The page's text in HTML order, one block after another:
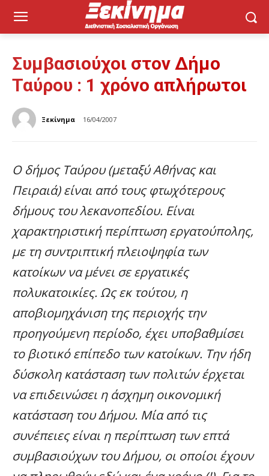
Συμβασιούχοι στον Δήμο
Ταύρου : 1 χρόνο απλήρωτοι
Ξεκίνημα 16/04/2007
Ο δήμος Ταύρου (μεταξύ Αθήνας και
Πειραιά) είναι από τους φτωχότερους
δήμους του λεκανοπεδίου. Είναι
χαρακτηριστική περίπτωση εργατούπολης,
με τη συντριπτική πλειοψηφία των
κατοίκων να μένει σε εργατικές
πολυκατοικίες. Ως εκ τούτου, η
αποβιομηχάνιση της περιοχής την
προηγούμενη περίοδο, έχει υποβαθμίσει
το βιοτικό επίπεδο των κατοίκων. Την ήδη
δύσκολη κατάσταση των πολιτών έρχεται
να επιδεινώσει η άσχημη οικονομική
κατάσταση του Δήμου. Μία από τις
συνέπειες είναι η περίπτωση των επτά
συμβασιούχων του Δήμου, οι οποίοι έχουν